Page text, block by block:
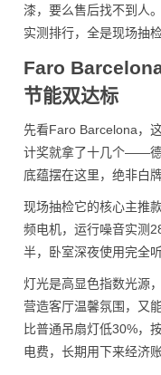
漆，要么售后找不到人
实测排行，全是现场抽
Faro
节能双达标
先看Faro Barcelona，
计奖就拿了十几个——
底蕴摆在这里，绝非白
现场抽检它的核心主推
频电机，运行噪音实测
半，卧室深夜使用完全
灯光是高显色指数光源
营造客厅温馨氛围，又
比普通吊扇灯低30%，
电费，长期用下来经济账